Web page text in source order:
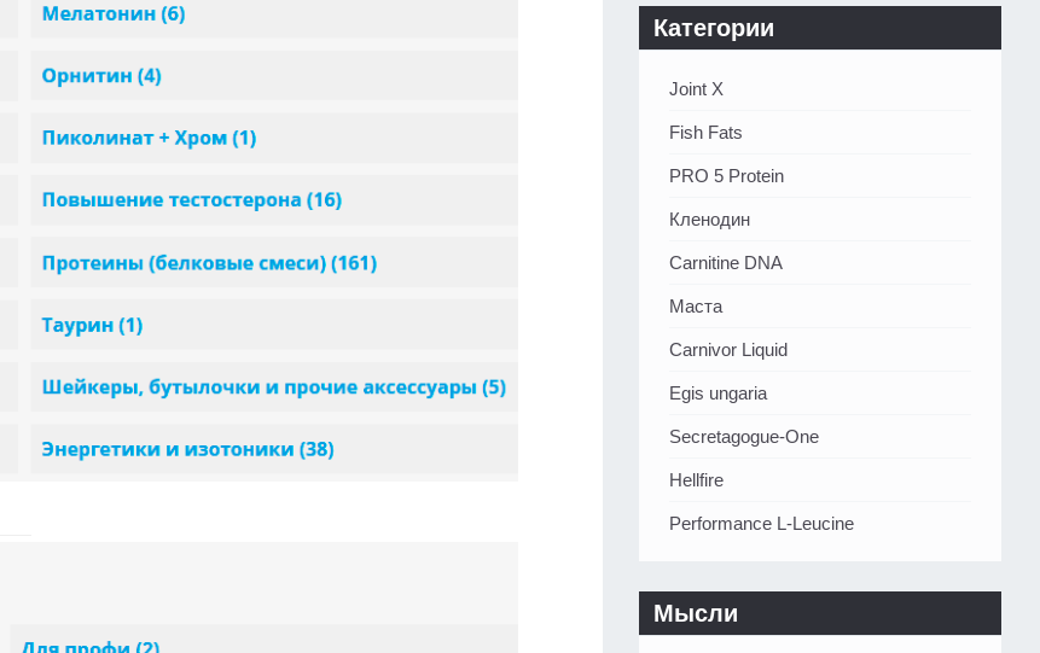
Категории
Joint X
Fish Fats
PRO 5 Protein
Кленодин
Carnitine DNA
Маста
Carnivor Liquid
Egis ungaria
Secretagogue-One
Hellfire
Performance L-Leucine
Мысли